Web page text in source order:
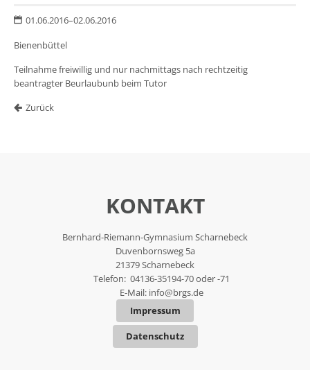
01.06.2016–02.06.2016
Bienenbüttel
Teilnahme freiwillig und nur nachmittags nach rechtzeitig
beantragter Beurlaubunb beim Tutor
Zurück
KONTAKT
Bernhard-Riemann-Gymnasium Scharnebeck
Duvenbornsweg 5a
21379 Scharnebeck
Telefon: 04136-35194-70 oder -71
E-Mail: info@brgs.de
Impressum
Datenschutz